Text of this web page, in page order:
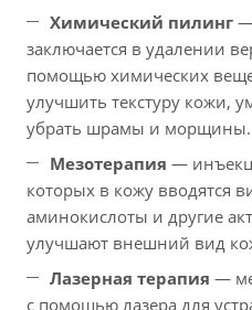
Химический пилинг —
заключается в удалении
помощью химических
улучшить текстуру кожи,
убрать шрамы и морщины.
Мезотерапия —
которых в кожу вводятся
аминокислоты и другие
улучшают внешний вид
Лазерная терапия —
с помощью лазера для